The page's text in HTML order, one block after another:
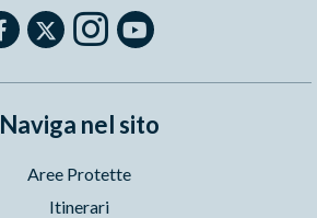
Naviga nel sito
Aree Protette
Itinerari